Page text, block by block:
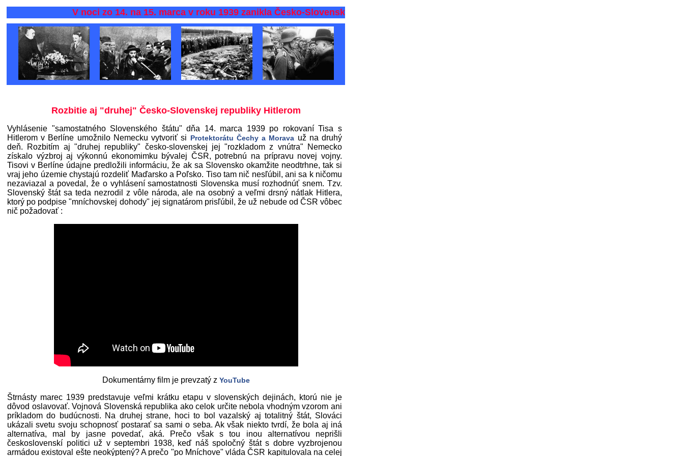
V noci zo 14. na 15. marca v roku 1939 zanikla Česko-Slovenská republika
Rozbitie aj "druhej" Česko-Slovenskej republiky Hitlerom
Vyhlásenie "samostatného Slovenského štátu" dňa 14. marca 1939 po rokovaní Tisa s
Hitlerom v Berlíne umožnilo Nemecku vytvoriť si Protektorátu Čechy a Morava už na druhý
deň. Rozbitím aj "druhej republiky" česko-slovenskej jej "rozkladom z vnútra" Nemecko
získalo výzbroj aj výkonnú ekonomimku bývalej ČSR, potrebnú na prípravu novej vojny.
Tisovi v Berlíne údajne predložili informáciu, že ak sa Slovensko okamžite neodtrhne, tak si
vraj jeho územie chystajú rozdeliť Maďarsko a Poľsko. Tiso tam nič nesľúbil, ani sa k ničomu
nezaviazal a povedal, že o vyhlásení samostatnosti Slovenska musí rozhodnúť snem. Tzv.
Slovenský štát sa teda nezrodil z vôle národa, ale na osobný a veľmi drsný nátlak Hitlera,
ktorý po podpise "mníchovskej dohody" jej signatárom prisľúbil, že už nebude od ČSR vôbec
nič požadovať :
Dokumentárny film je prevzatý z YouTube
Štrnásty marec 1939 predstavuje veľmi krátku etapu v slovenských dejinách, ktorú nie je
dôvod oslavovať. Vojnová Slovenská republika ako celok určite nebola vhodným vzorom ani
príkladom do budúcnosti. Na druhej strane, hoci to bol vazalský aj totalitný štát, Slováci
ukázali svetu svoju schopnosť postarať sa sami o seba. Ak však niekto tvrdí, že bola aj iná
alternatíva, mal by jasne povedať, aká. Prečo však s tou inou alternatívou neprišli
československí politici už v septembri 1938, keď náš spoločný štát s dobre vyzbrojenou
armádou existoval ešte neokýptený? A prečo "po Mníchove" vláda ČSR kapitulovala na celej